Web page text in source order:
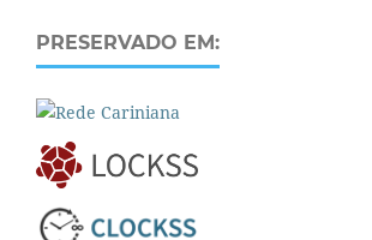
PRESERVADO EM: